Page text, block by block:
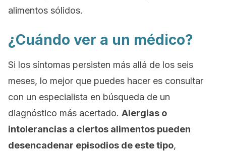
alimentos sólidos.
¿Cuándo ver a un médico?
Si los síntomas persisten más allá de los seis
meses, lo mejor que puedes hacer es consultar
con un especialista en búsqueda de un
diagnóstico más acertado. Alergias o
intolerancias a ciertos alimentos pueden
desencadenar episodios de este tipo,